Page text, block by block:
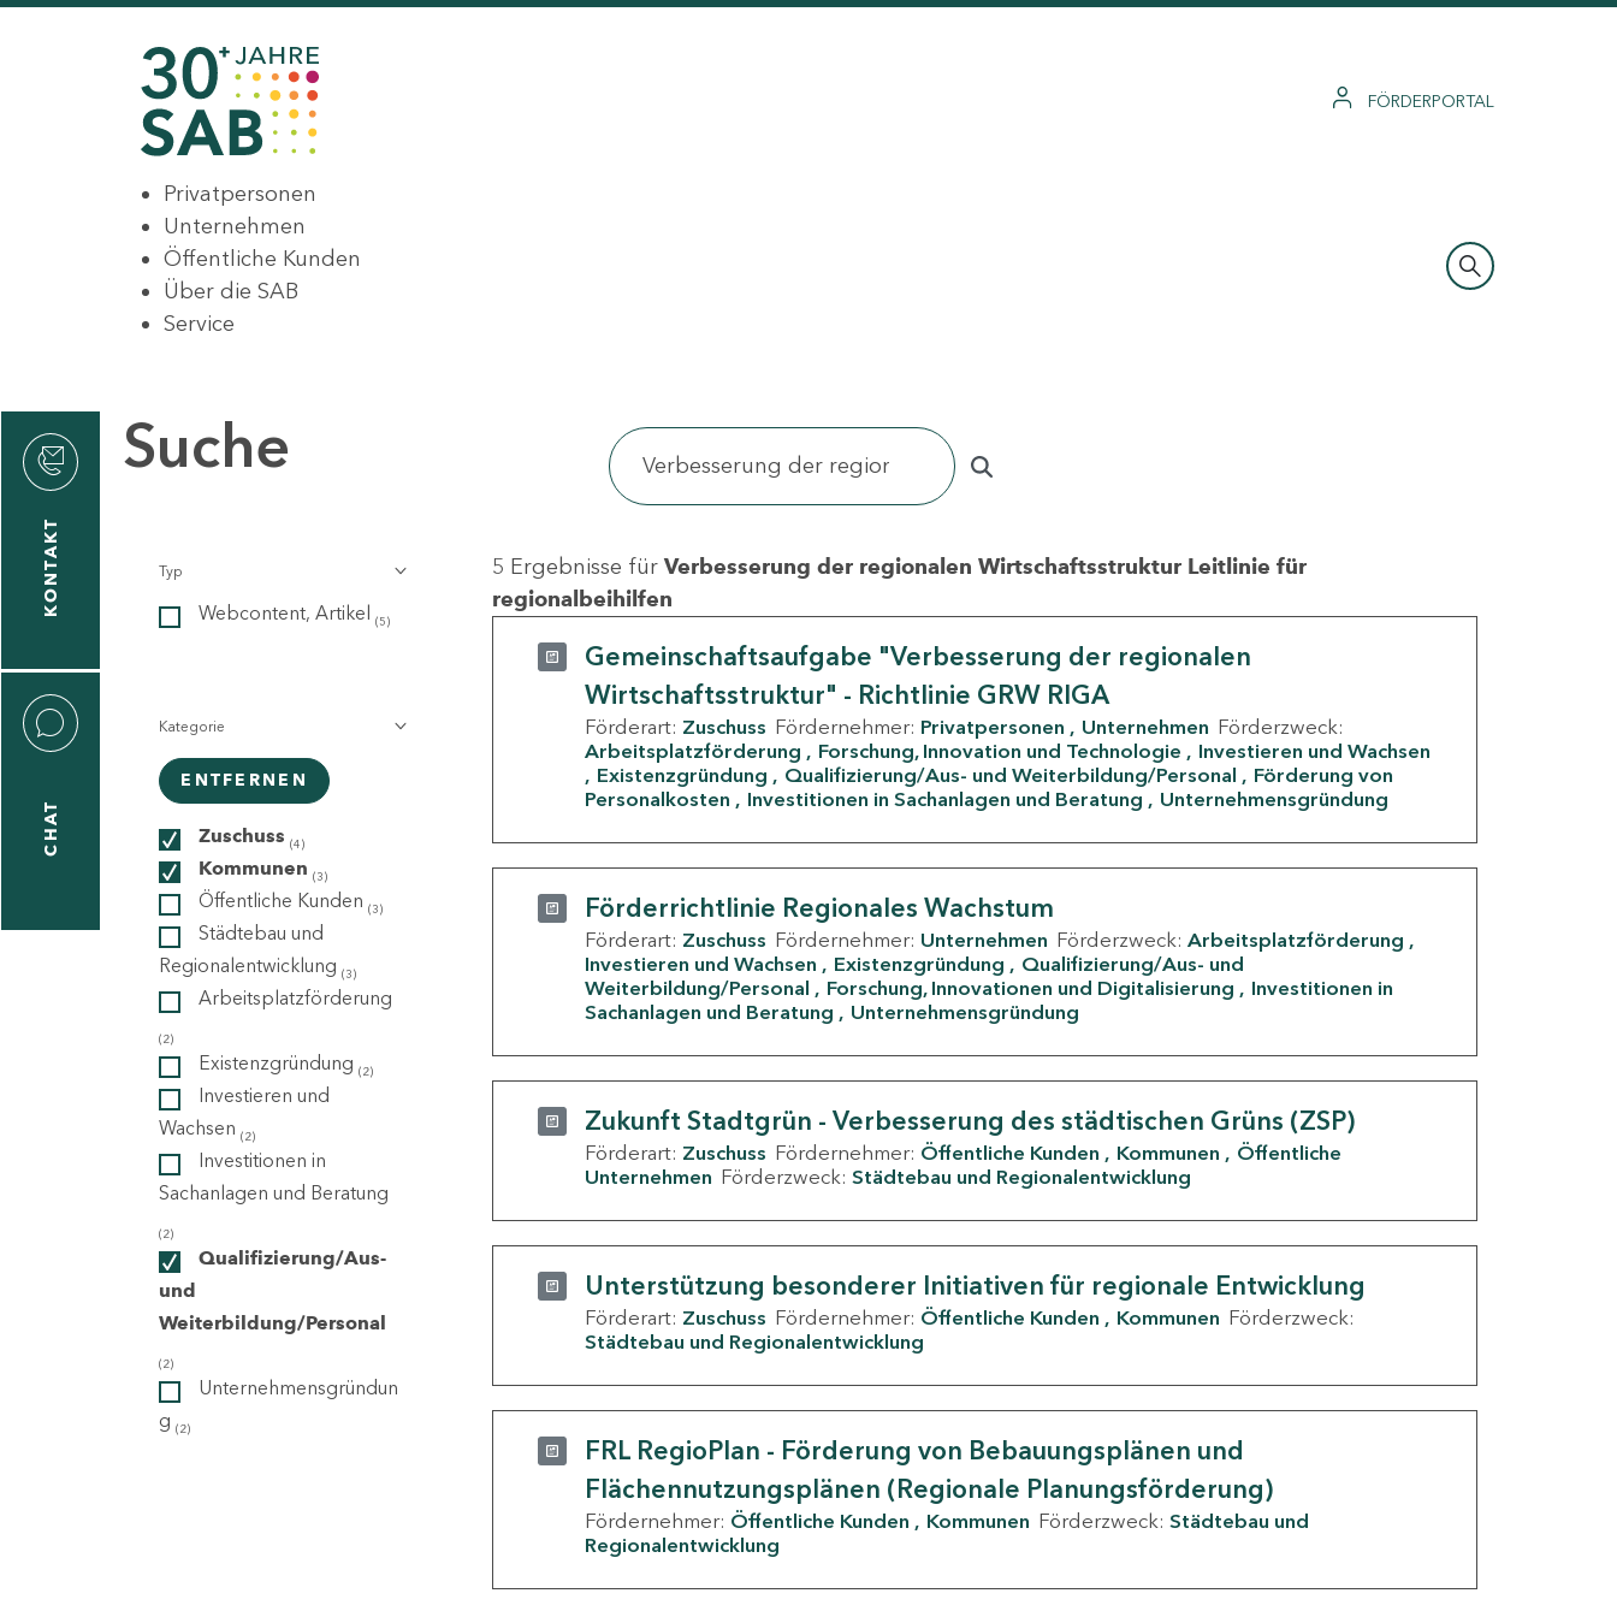
FÖRDERPORTAL
Privatpersonen
Unternehmen
Öffentliche Kunden
Über die SAB
Service
KONTAKT
CHAT
Suche
Typ
Webcontent, Artikel (5)
Kategorie
ENTFERNEN
Zuschuss (4)
Kommunen (3)
Öffentliche Kunden (3)
Städtebau und
Regionalentwicklung (3)
Arbeitsplatzförderung
(2)
Existenzgründung (2)
Investieren und
Wachsen (2)
Investitionen in
Sachanlagen und Beratung
(2)
Qualifizierung/Aus-
und
Weiterbildung/Personal
(2)
Unternehmensgründun
g (2)
5 Ergebnisse für Verbesserung der regionalen Wirtschaftsstruktur Leitlinie für
regionalbeihilfen
Gemeinschaftsaufgabe "Verbesserung der regionalen
Wirtschaftsstruktur" - Richtlinie GRW RIGA
Förderart: Zuschuss Fördernehmer: Privatpersonen Unternehmen Förderzweck:
Arbeitsplatzförderung
Forschung, Innovation und Technologie
Investieren und Wachsen
Existenzgründung
Qualifizierung/Aus- und Weiterbildung/Personal
Förderung von
Personalkosten
Investitionen in Sachanlagen und Beratung Unternehmensgründung
Förderrichtlinie Regionales Wachstum
Förderart: Zuschuss Fördernehmer: Unternehmen Förderzweck: Arbeitsplatzförderung
Investieren und Wachsen
Existenzgründung
Qualifizierung/Aus- und
Weiterbildung/Personal
Forschung, Innovationen und Digitalisierung
Investitionen in
Sachanlagen und Beratung
Unternehmensgründung
Zukunft Stadtgrün - Verbesserung des städtischen Grüns (ZSP)
Förderart: Zuschuss Fördernehmer: Öffentliche Kunden Kommunen
Öffentliche
Unternehmen Förderzweck: Städtebau und Regionalentwicklung
Unterstützung besonderer Initiativen für regionale Entwicklung
Förderart: Zuschuss Fördernehmer: Öffentliche Kunden Kommunen Förderzweck:
Städtebau und Regionalentwicklung
FRL RegioPlan - Förderung von Bebauungsplänen und
Flächennutzungsplänen (Regionale Planungsförderung)
Fördernehmer: Öffentliche Kunden Kommunen Förderzweck: Städtebau und
Regionalentwicklung